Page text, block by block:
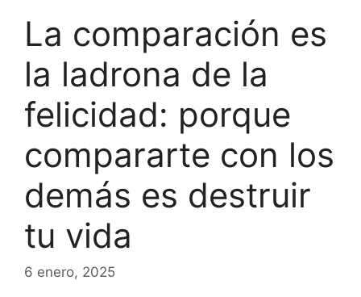
La comparación es
la ladrona de la
felicidad: porque
compararte con los
demás es destruir
tu vida
6 enero, 2025